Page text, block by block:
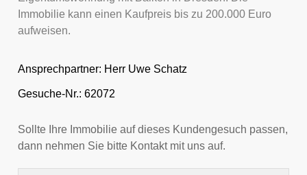
Immobilie kann einen Kaufpreis bis zu 200.000 Euro
aufweisen.
Ansprechpartner: Herr Uwe Schatz
Gesuche-Nr.: 62072
Sollte Ihre Immobilie auf dieses Kundengesuch passen,
dann nehmen Sie bitte Kontakt mit uns auf.